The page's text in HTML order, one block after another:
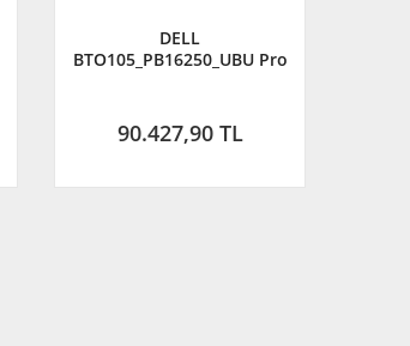
DELL
BTO105_PB16250_UBU Pro
16''FHD Ubuntu
90.427,90 TL